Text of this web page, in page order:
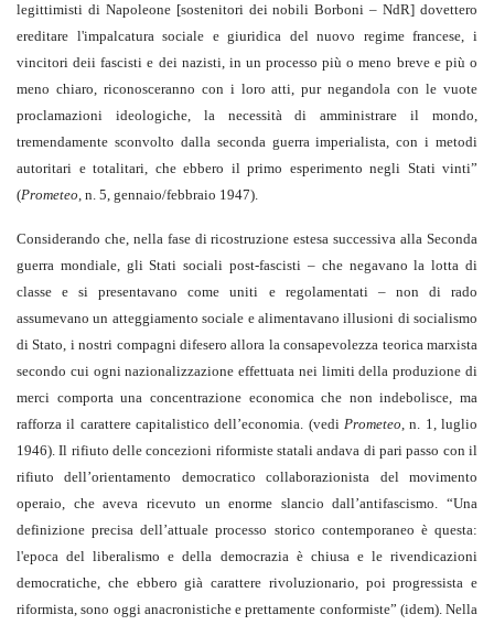
legittimisti di Napoleone [sostenitori dei nobili Borboni – NdR] dovettero
ereditare l'impalcatura sociale e giuridica del nuovo regime francese, i
vincitori deii fascisti e dei nazisti, in un processo più o meno breve e più o
meno chiaro, riconosceranno con i loro atti, pur negandola con le vuote
proclamazioni ideologiche, la necessità di amministrare il mondo,
tremendamente sconvolto dalla seconda guerra imperialista, con i metodi
autoritari e totalitari, che ebbero il primo esperimento negli Stati vinti”
(Prometeo, n. 5, gennaio/febbraio 1947).
Considerando che, nella fase di ricostruzione estesa successiva alla Seconda
guerra mondiale, gli Stati sociali post-fascisti – che negavano la lotta di
classe e si presentavano come uniti e regolamentati – non di rado
assumevano un atteggiamento sociale e alimentavano illusioni di socialismo
di Stato, i nostri compagni difesero allora la consapevolezza teorica marxista
secondo cui ogni nazionalizzazione effettuata nei limiti della produzione di
merci comporta una concentrazione economica che non indebolisce, ma
rafforza il carattere capitalistico dell’economia. (vedi Prometeo, n. 1, luglio
1946). Il rifiuto delle concezioni riformiste statali andava di pari passo con il
rifiuto dell’orientamento democratico collaborazionista del movimento
operaio, che aveva ricevuto un enorme slancio dall’antifascismo. “Una
definizione precisa dell’attuale processo storico contemporaneo è questa:
l'epoca del liberalismo e della democrazia è chiusa e le rivendicazioni
democratiche, che ebbero già carattere rivoluzionario, poi progressista e
riformista, sono oggi anacronistiche e prettamente conformiste” (idem). Nella